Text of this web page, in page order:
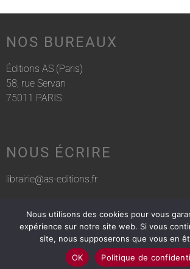
NOS BUREAUX
Éditions AS (Paris)
58, rue Servan
75011 PARIS
NOUS ÉCRIRE
librairie@as-editions.fr
NOUS APPELER
01 83 75 76 30
Nous utilisons des cookies pour vous
expérience sur notre site web. Si vous
site, nous supposerons que vous en
OK
Politique de